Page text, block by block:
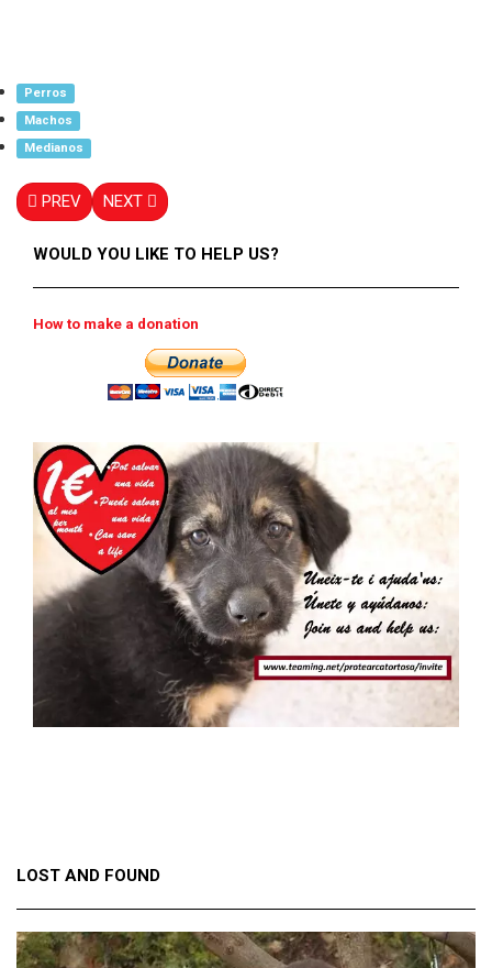
Perros
Machos
Medianos
PREV NEXT
WOULD YOU LIKE TO HELP US?
How to make a donation
LOST AND FOUND